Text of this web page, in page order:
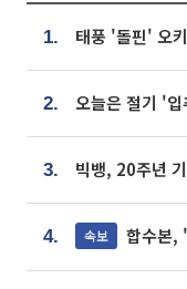
1.
2. 오늘은 절기 '
3.
4. 속보 합수본, '통